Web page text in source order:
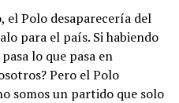
el Polo desaparecería del
para el país. Si habiendo
lo que pasa en
Pero el Polo
somos un partido que solo